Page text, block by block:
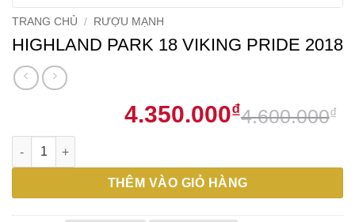
TRANG CHỦ / RƯỢU MẠNH
HIGHLAND PARK 18 VIKING PRIDE 2018
4.600.000₫
4.350.000₫
HIGHLAND PARK 18 VIKING PRIDE 2018 số lượng
THÊM VÀO GIỎ HÀNG